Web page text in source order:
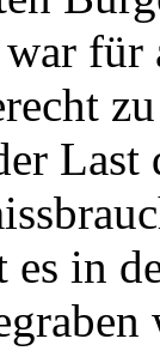
war
Last
es in